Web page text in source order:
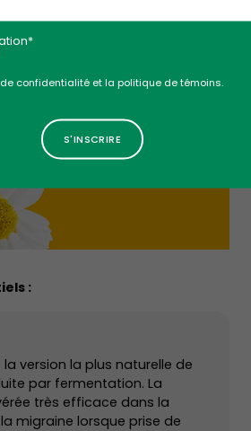
:
la version la plus naturelle de
par fermentation. La
très efficace dans la
migraine lorsque prise de
confidentialité et la politique de témoins.